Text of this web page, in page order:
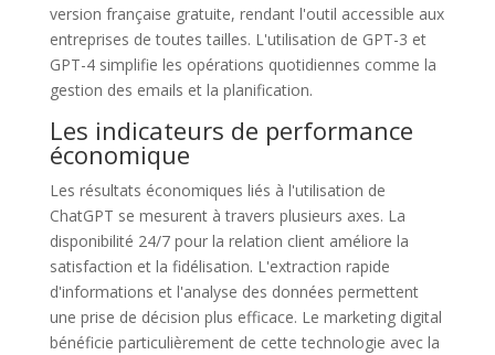
version française gratuite, rendant l'outil accessible aux
entreprises de toutes tailles. L'utilisation de GPT-3 et
GPT-4 simplifie les opérations quotidiennes comme la
gestion des emails et la planification.
Les indicateurs de performance
économique
Les résultats économiques liés à l'utilisation de
ChatGPT se mesurent à travers plusieurs axes. La
disponibilité 24/7 pour la relation client améliore la
satisfaction et la fidélisation. L'extraction rapide
d'informations et l'analyse des données permettent
une prise de décision plus efficace. Le marketing digital
bénéficie particulièrement de cette technologie avec la